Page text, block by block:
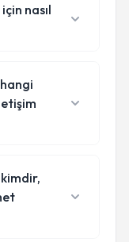
nasıl